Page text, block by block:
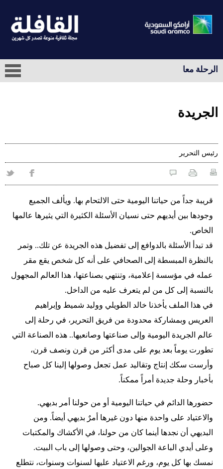
الرحلة معا
الجريدة
رئيس التحرير
قريبة جداً من حياتنا اليومية حتى الالتحام بها. ويألف الجميع
وجودها بين أيديهم حتى نسيان الأسئلة الكثيرة التي يثيرها عالمها
الخاص.
قد تبدأ الأسئلة بالدوافع إلى تفضيل هذه الجريدة عن تلك.. وتمر
بالنظرة المبسطة إلى الصحافي على أنه كل شخص يقع مقر
عمله في مؤسسة إعلامية، وتنتهي بصناعتها، هذا العالم المجهول
بالنسبة إلى كل من لم يتعرف عليه من الداخل.
في هذا الملف يأخذنا خالد الطويلي ووليد شميط وإبراهيم
العريس وبمشاركة محدودة من فريق التحرير، في رحلة إلى
عالم الجريدة اليومية وإلى صناعتها وصانعيها.. هذه الصناعة التي
تطورت يوماً بعد يوم على مدى أكثر من قرن ونصف قرن،
وأرست سكك إنتاج وتقاليد عمل تجعل وصولها إلينا كل صباح
بأخبار وحلة جديدة أمراً ممكناً.
حضورها الدائم في حياتنا اليومية أو من حولنا أمر بديهي.
والاعتياد على واحدة منها دون غيرها أمرٌ بديهي أيضاً. ومن
البديهي أن نجدها أينما كان من حولنا، في الأكشاك والمكتبات
وعلى أيدي الباعة الجوالين، وحتى وصولها إلى باب البيت.
نمسك بها كل يوم، ورغم الاعتياد عليها لسنوات وسنوات، نتطلع